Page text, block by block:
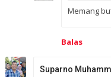
Memang
Balas
Suparno